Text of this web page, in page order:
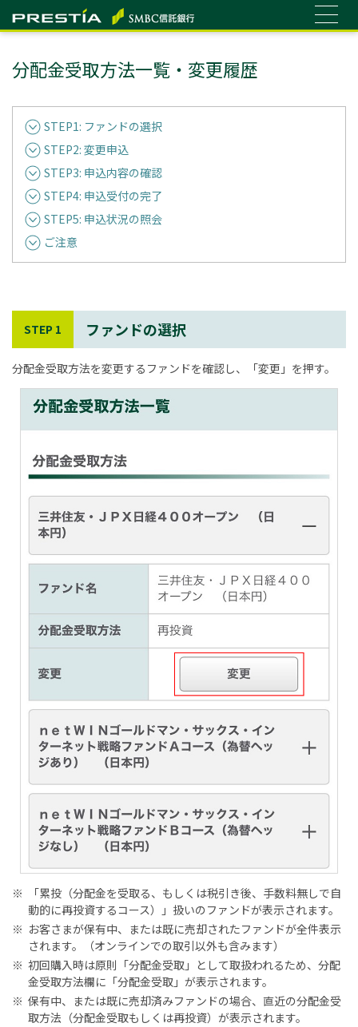
分配金受取方法一覧・変更履歴
STEP1: ファンドの選択
STEP2: 変更申込
STEP3: 申込内容の確認
STEP4: 申込受付の完了
STEP5: 申込状況の照会
ご注意
STEP 1 ファンドの選択
分配金受取方法を変更するファンドを確認し、「変更」を押す。
※
「累投（分配金を受取る、もしくは税引き後、手数料無しで自
動的に再投資するコース）」扱いのファンドが表示されます。
※ お客さまが保有中、または既に売却されたファンドが全件表示
されます。（オンラインでの取引以外も含みます）
※ 初回購入時は原則「分配金受取」として取扱われるため、分配
金受取方法欄に「分配金受取」が表示されます。
※ 保有中、または既に売却済みファンドの場合、直近の分配金受
取方法（分配金受取もしくは再投資）が表示されます。